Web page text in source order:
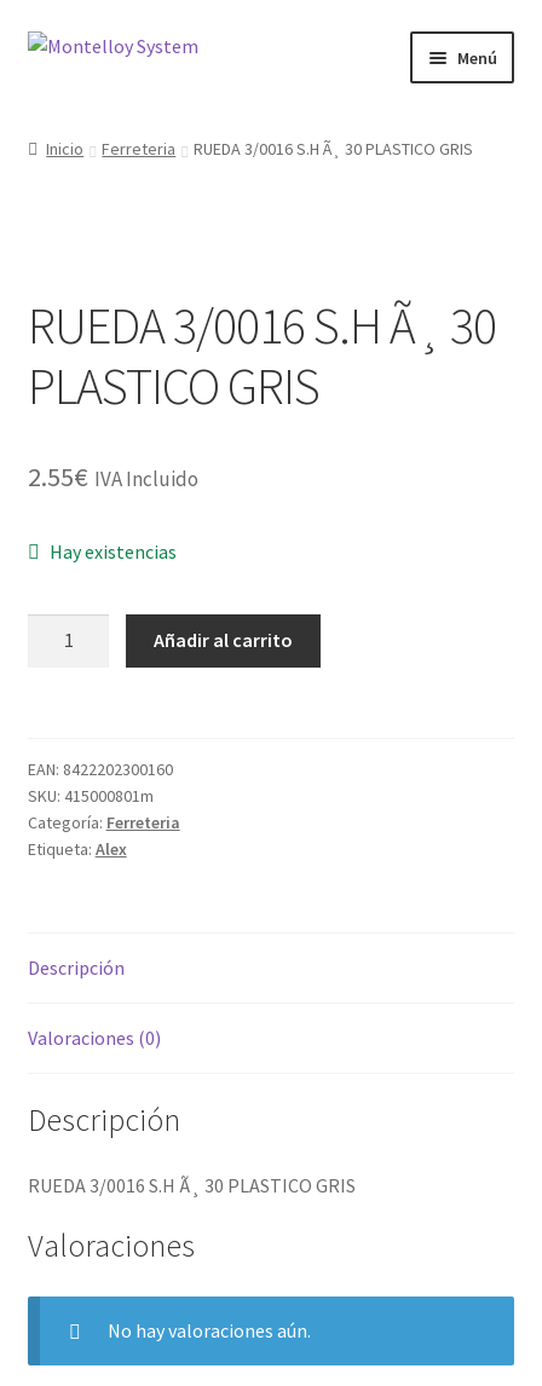
Ir
Ir
Menú
Maquinaria
Protección Laboral
Inicio Ferreteria RUEDA 3/0016 S.H Ã¸ 30 PLASTICO GRIS
RUEDA 3/0016 S.H Ã¸ 30
PLASTICO GRIS
2.55€ IVA Incluido
Hay existencias
PLASTICO
GRIS
cantidad
Añadir al carrito
EAN: 8422202300160
SKU: 415000801m
Categoría: Ferreteria
Etiqueta: Alex
Descripción
Valoraciones (0)
Descripción
RUEDA 3/0016 S.H Ã¸ 30 PLASTICO GRIS
Valoraciones
No hay valoraciones aún.